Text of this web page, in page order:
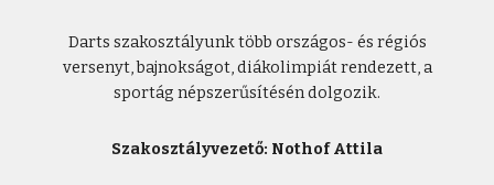
Darts szakosztályunk több országos- és régiós
versenyt, bajnokságot, diákolimpiát rendezett, a
sportág népszerűsítésén dolgozik.
Szakosztályvezető: Nothof Attila